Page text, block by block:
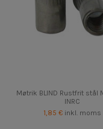
Møtrik BLIND Rustfrit stål
INRC
1,85 € inkl. moms